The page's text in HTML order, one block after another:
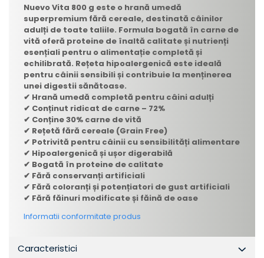
Nuevo Vita 800 g este o hrană umedă
superpremium fără cereale, destinată câinilor
adulți de toate taliile. Formula bogată în carne de
vită oferă proteine de înaltă calitate și nutrienți
esențiali pentru o alimentație completă și
echilibrată. Rețeta hipoalergenică este ideală
pentru câinii sensibili și contribuie la menținerea
unei digestii sănătoase.
✔ Hrană umedă completă pentru câini adulți
✔ Conținut ridicat de carne – 72%
✔ Conține 30% carne de vită
✔ Rețetă fără cereale (Grain Free)
✔ Potrivită pentru câinii cu sensibilități alimentare
✔ Hipoalergenică și ușor digerabilă
✔ Bogată în proteine de calitate
✔ Fără conservanți artificiali
✔ Fără coloranți și potențiatori de gust artificiali
✔ Fără făinuri modificate și făină de oase
Informatii conformitate produs
Caracteristici